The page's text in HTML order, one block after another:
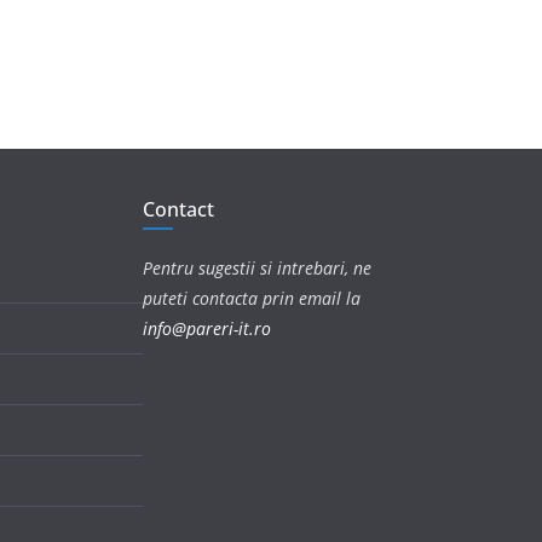
Contact
Pentru sugestii si intrebari, ne
puteti contacta prin email la
info@pareri-it.ro